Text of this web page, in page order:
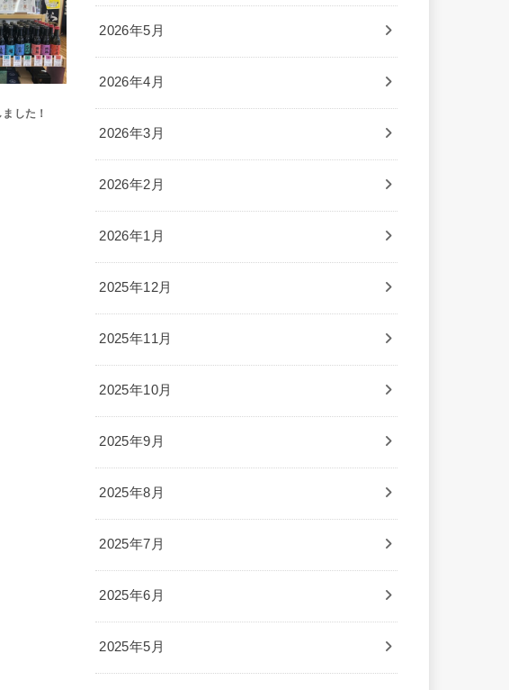
した！
2026年5月
2026年4月
2026年3月
2026年2月
2026年1月
2025年12月
2025年11月
2025年10月
2025年9月
2025年8月
2025年7月
2025年6月
2025年5月